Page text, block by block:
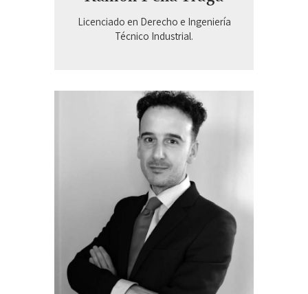
Licenciado en Derecho e Ingeniería
Técnico Industrial.